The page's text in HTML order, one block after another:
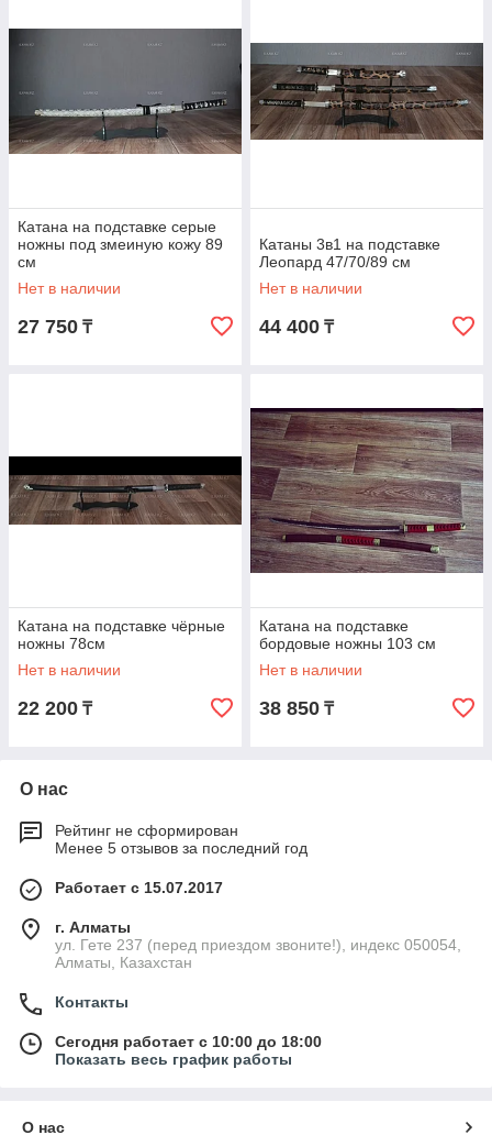
Катана на подставке серые
ножны под змеиную кожу 89
см
Нет в наличии
27 750 ₸
Катаны 3в1 на подставке
Леопард 47/70/89 см
Нет в наличии
44 400 ₸
Катана на подставке чёрные
ножны 78см
Нет в наличии
22 200 ₸
Катана на подставке
бордовые ножны 103 см
Нет в наличии
38 850 ₸
О нас
Рейтинг не сформирован
Менее 5 отзывов за последний год
Работает с 15.07.2017
г. Алматы
ул. Гете 237 (перед приездом звоните!), индекс 050054,
Алматы, Казахстан
Контакты
Сегодня работает с 10:00 до 18:00
Показать весь график работы
О нас